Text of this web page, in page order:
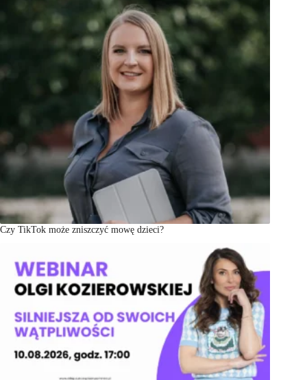
Czy TikTok może zniszczyć mowę dzieci?